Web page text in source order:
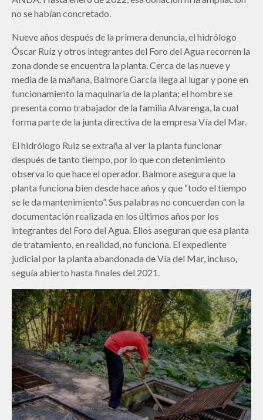
no se habían concretado.
Nueve años después de la primera denuncia, el hidrólogo
Óscar Ruíz y otros integrantes del Foro del Agua recorren la
zona donde se encuentra la planta. Cerca de las nueve y
media de la mañana, Balmore García llega al lugar y pone en
funcionamiento la maquinaria de la planta; el hombre se
presenta como trabajador de la familia Alvarenga, la cual
forma parte de la junta directiva de la empresa Vía del Mar.
El hidrólogo Ruiz se extraña al ver la planta funcionar
después de tanto tiempo, por lo que con detenimiento
observa lo que hace el operador. Balmore asegura que la
planta funciona bien desde hace años y que “todo el tiempo
se le da mantenimiento”. Sus palabras no concuerdan con la
documentación realizada en los últimos años por los
integrantes del Foro del Agua. Ellos aseguran que esa planta
de tratamiento, en realidad, no funciona. El expediente
judicial por la planta abandonada de Vía del Mar, incluso,
seguía abierto hasta finales del 2021.